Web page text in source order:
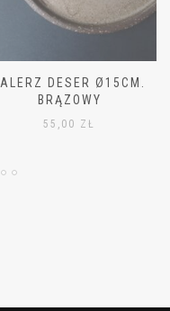
MISKA MAŁA Ø11CM,
BRĄZOWA
42,00 ZŁ